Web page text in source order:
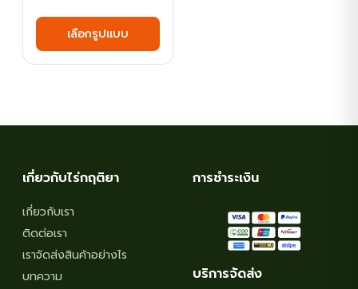
range:
฿44.10
through
เลือกรูปแบบ
This
has
The
product
เกี่ยวกับไร่กฤติยา
เกี่ยวกับเรา
ติดต่อเรา
เราจัดส่งสินค้าอย่างไร
บทความ
การชำระเงิน
บริการจัดส่ง